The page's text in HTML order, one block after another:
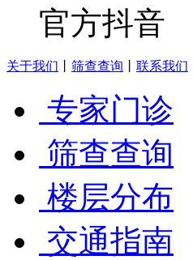
官方抖音
关于我们 筛查查询 联系我们
专家门诊
筛查查询
楼层分布
交通指南